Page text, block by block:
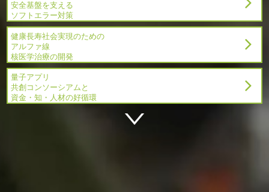
安全基盤を支える
ソフトエラー対策
健康長寿社会実現のための
アルファ線
核医学治療の開発
量子アプリ
共創コンソーシアムと
資金・知・人材の好循環